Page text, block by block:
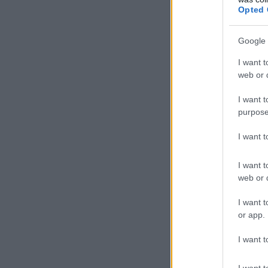
Opted
Google
I want
web or
I want
I want
I want
web or
I want
or app.
I want